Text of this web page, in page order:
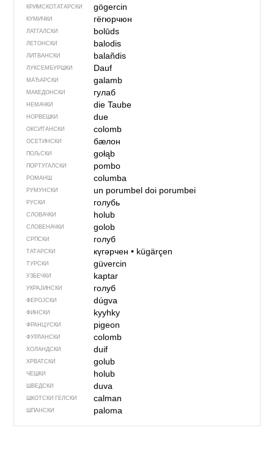
КРИМСКОТАТАРСКИ gögercin
КУМИЧКИ гёгюрчюн
ЛАТГАЛСКИ bolūds
ЛЕТОНСКИ balodis
ЛИТВАНСКИ balañdis
ЛУКСЕМБУРШКИ Dauf
МАЂАРСКИ galamb
МАКЕДОНСКИ гулаб
НЕМАЧКИ die Taube
НОРВЕШКИ due
ОКСИТАНСКИ colomb
ОСЕТИНСКИ бӕлон
ПОЉСКИ gołąb
ПОРТУГАЛСКИ pombo
РОМАНШ columba
РУМУНСКИ un porumbeldoi porumbei
РУСКИ голубь
СЛОВАЧКИ holub
СЛОВЕНАЧКИ golob
СРПСКИ голуб
ТАТАРСКИ күгәрчен• kügärçen
ТУРСКИ güvercin
УЗБЕЧКИ kaptar
УКРАЈИНСКИ голуб
ФЕРОЈСКИ dúgva
ФИНСКИ kyyhky
ФРАНЦУСКИ pigeon
ФУРЛАНСКИ colomb
ХОЛАНДСКИ duif
ХРВАТСКИ golub
ЧЕШКИ holub
ШВЕДСКИ duva
ШКОТСКИ ГЕЛСКИ calman
ШПАНСКИ paloma